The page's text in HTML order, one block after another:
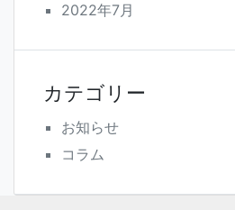
2022年7月
カテゴリー
お知らせ
コラム